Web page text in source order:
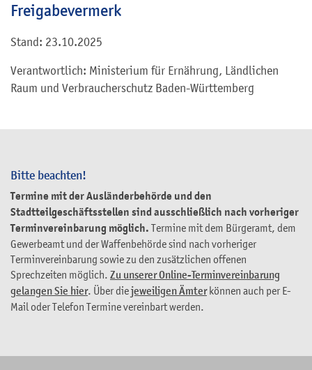
Bitte beachten!
Termine mit der Ausländerbehörde und den
Stadtteilgeschäftsstellen sind ausschließlich nach vorheriger
Terminvereinbarung möglich. Termine mit dem Bürgeramt, dem
Gewerbeamt und der Waffenbehörde sind nach vorheriger
Terminvereinbarung sowie zu den zusätzlichen offenen
Sprechzeiten möglich. Zu unserer Online-Terminvereinbarung
gelangen Sie hier. Über diejeweiligen Ämterkönnen auch per E-
Mail oder Telefon Termine vereinbart werden.
Freigabevermerk
Stand: 23.10.2025
Verantwortlich: Ministerium für Ernährung, Ländlichen
Raum und Verbraucherschutz Baden-Württemberg